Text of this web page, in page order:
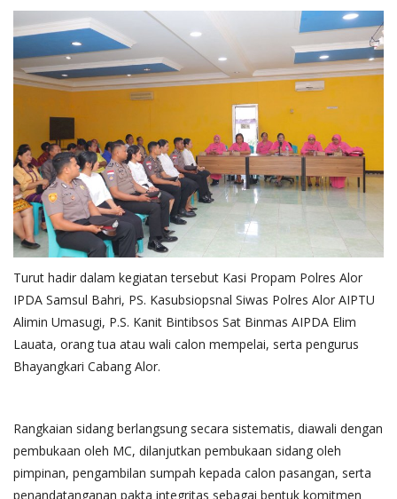
Turut hadir dalam kegiatan tersebut Kasi Propam Polres Alor
IPDA Samsul Bahri, PS. Kasubsiopsnal Siwas Polres Alor AIPTU
Alimin Umasugi, P.S. Kanit Bintibsos Sat Binmas AIPDA Elim
Lauata, orang tua atau wali calon mempelai, serta pengurus
Bhayangkari Cabang Alor.
Rangkaian sidang berlangsung secara sistematis, diawali dengan
pembukaan oleh MC, dilanjutkan pembukaan sidang oleh
pimpinan, pengambilan sumpah kepada calon pasangan, serta
penandatanganan pakta integritas sebagai bentuk komitmen